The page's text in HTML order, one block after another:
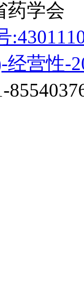
药学会
营性-